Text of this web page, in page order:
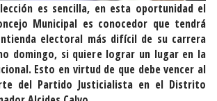
es sencilla, en esta oportunidad el
Municipal es conocedor que tendrá
electoral más difícil de su carrera
domingo, si quiere lograr un lugar en la
Esto en virtud de que debe vencer al
del Partido Justicialista en el Distrito